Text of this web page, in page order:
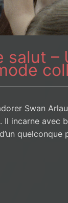
salut –
Swan
Il incarne avec
quelconque